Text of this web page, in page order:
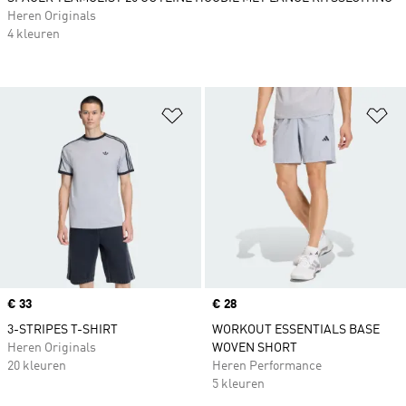
Op verlanglijst zetten
Price
€ 33
3-STRIPES T-SHIRT
Heren Originals
20 kleuren
Price
€ 28
WORKOUT ESSENTIALS BASE
WOVEN SHORT
Heren Performance
5 kleuren
Heren Originals
4 kleuren